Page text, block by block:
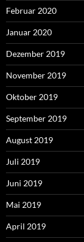
Februar 2020
Januar 2020
Dezember 2019
November 2019
Oktober 2019
September 2019
August 2019
Juli 2019
Juni 2019
Mai 2019
April 2019